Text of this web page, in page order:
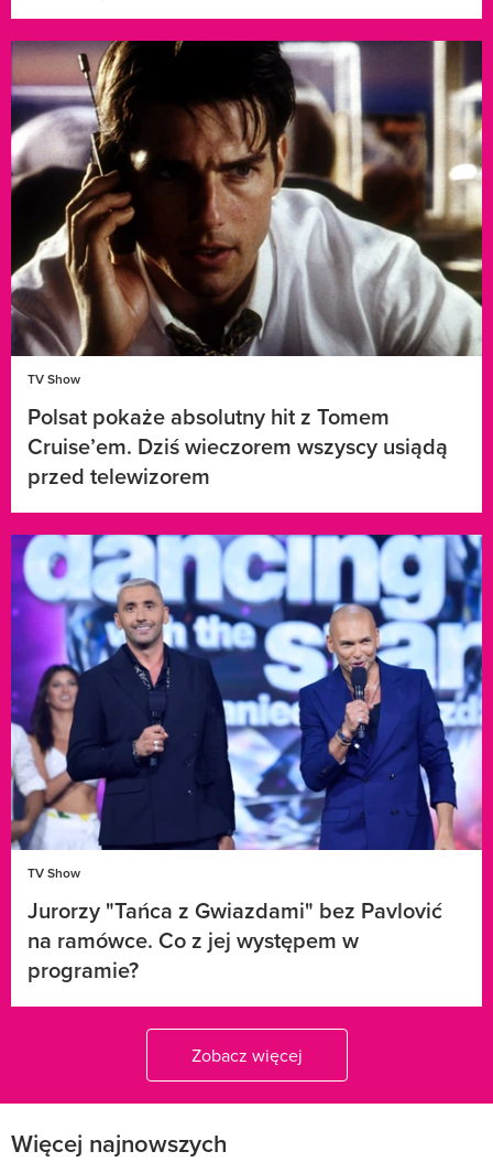
TV Show
Polsat pokaże absolutny hit z Tomem
Cruise’em. Dziś wieczorem wszyscy usiądą
przed telewizorem
TV Show
Jurorzy "Tańca z Gwiazdami" bez Pavlović
na ramówce. Co z jej występem w
programie?
Zobacz więcej
Więcej najnowszych